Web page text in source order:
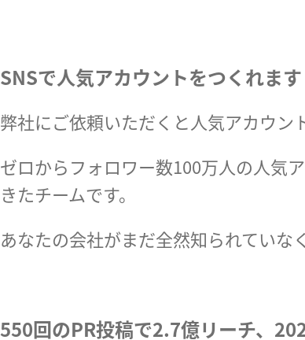
SNSで人気アカウントをつくれます
弊社にご依頼いただくと人気アカウン
ゼロからフォロワー数100万人の人気
きたチームです。
あなたの会社がまだ全然知られていな
550回のPR投稿で2.7億リーチ、